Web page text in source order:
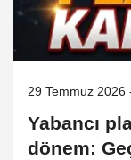
29 Temmuz 2026
Yabancı
dönem: